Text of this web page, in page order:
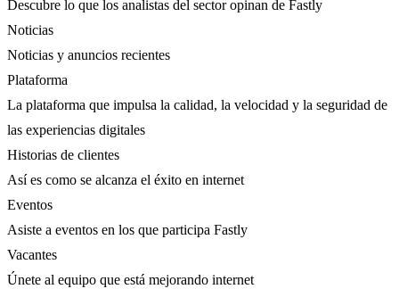
Descubre lo que los analistas del sector opinan de Fastly
Noticias
Noticias y anuncios recientes
Plataforma
La plataforma que impulsa la calidad, la velocidad y la seguridad de
las experiencias digitales
Historias de clientes
Así es como se alcanza el éxito en internet
Eventos
Asiste a eventos en los que participa Fastly
Vacantes
Únete al equipo que está mejorando internet